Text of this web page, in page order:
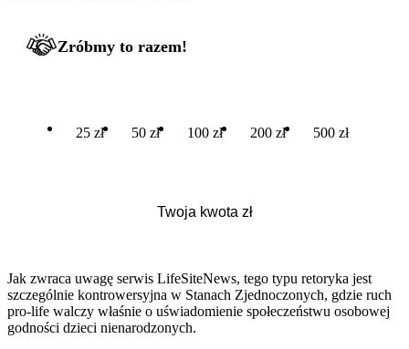
Zróbmy to razem!
25 zł 50 zł 100 zł 200 zł 500 zł
Jak zwraca uwagę serwis LifeSiteNews, tego typu retoryka jest
szczególnie kontrowersyjna w Stanach Zjednoczonych, gdzie ruch
pro-life walczy właśnie o uświadomienie społeczeństwu osobowej
godności dzieci nienarodzonych.